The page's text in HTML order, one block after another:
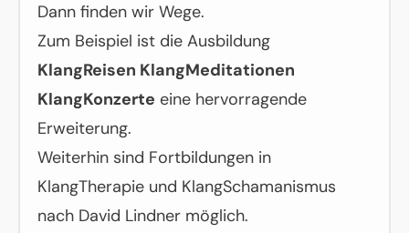
Dann finden wir Wege.
Zum Beispiel ist die Ausbildung
KlangReisen KlangMeditationen
KlangKonzerte eine hervorragende
Erweiterung.
Weiterhin sind Fortbildungen in
KlangTherapie und KlangSchamanismus
nach David Lindner möglich.